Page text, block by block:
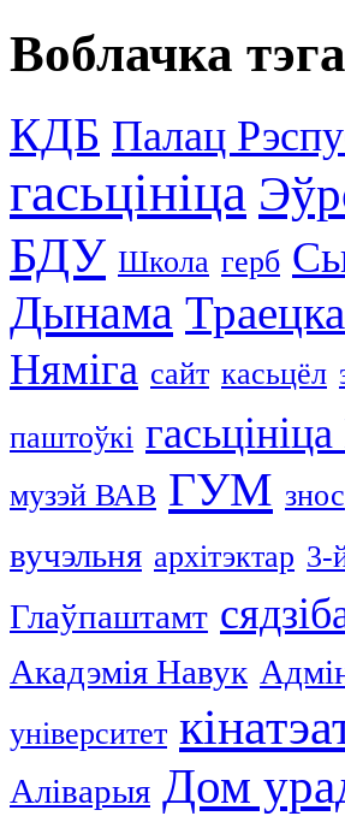
Воблачка
КДБ Палац
гасьцініца
БДУ Школа герб
Дынама
Няміга сайт касьцёл
паштоўкі
музэй ВАВ ГУМ знос
вучэльня архітэктар 3-
Глаўпаштамт
Акадэмія Навук
університет
Аліварыя Дом